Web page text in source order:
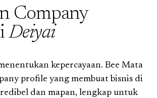
Company
Deiyai
kepercayaan. Bee Mata
profile yang membuat bisnis di
dan mapan, lengkap untuk